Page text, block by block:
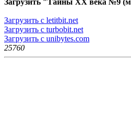
Загрузить "Тайны ХХ века №9
Загрузить с letitbit.net
Загрузить с turbobit.net
Загрузить с unibytes.com
25760